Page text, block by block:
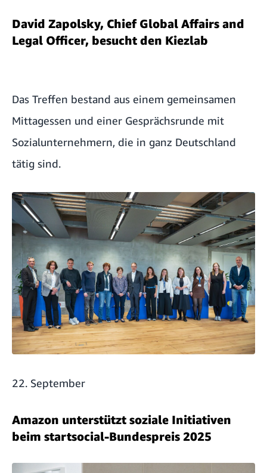
David Zapolsky, Chief Global Affairs and
Legal Officer, besucht den Kiezlab
Das Treffen bestand aus einem gemeinsamen
Mittagessen und einer Gesprächsrunde mit
Sozialunternehmern, die in ganz Deutschland
tätig sind.
22. September
Amazon unterstützt soziale Initiativen
beim startsocial-Bundespreis 2025